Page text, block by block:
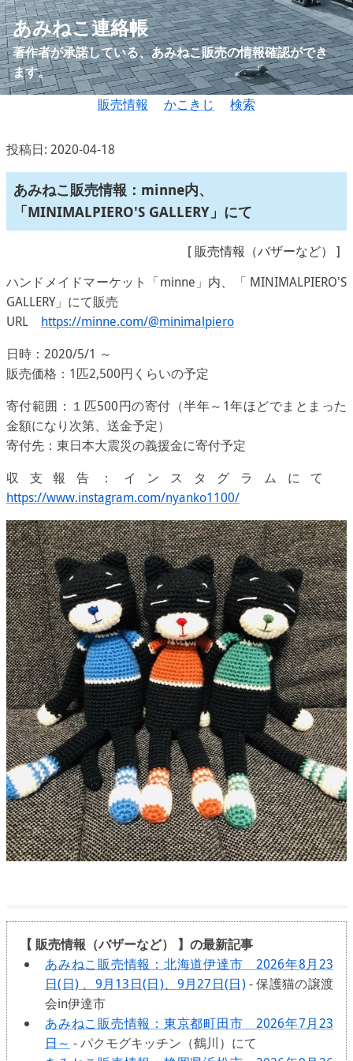
あみねこ連絡帳
著作者が承諾している、あみねこ販売の情報確認ができ
ます。
販売情報
かこきじ 検索
投稿日: 2020-04-18
あみねこ販売情報：minne内、
「MINIMALPIERO'S GALLERY」にて
[ 販売情報（バザーなど） ]
ハンドメイドマーケット「minne」内、「 MINIMALPIERO'S
GALLERY」にて販売
URL https://minne.com/@minimalpiero
日時：2020/5/1 ～
販売価格：1匹2,500円くらいの予定
寄付範囲：１匹500円の寄付（半年～1年ほどでまとまった
金額になり次第、送金予定）
寄付先：東日本大震災の義援金に寄付予定
収支報告：インスタグラムにて
https://www.instagram.com/nyanko1100/
【 販売情報（バザーなど） 】の最新記事
あみねこ販売情報：北海道伊達市 2026年8月23
日(日) 、9月13日(日)、9月27日(日)- 保護猫の譲渡
会in伊達市
あみねこ販売情報：東京都町田市 2026年7月23
日～ - パクモグキッチン（鶴川）にて